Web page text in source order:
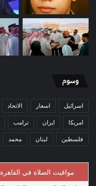
وسوم
اسرائيل اسعار الاتحاد
امريكا ايران ترامب
فلسطين لبنان محمد